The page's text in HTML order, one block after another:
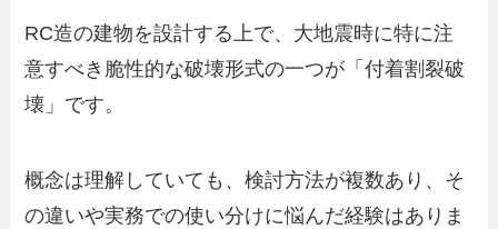
RC造の建物を設計する上で、大地震時に特に注
意すべき脆性的な破壊形式の一つが「付着割裂破
壊」です。
概念は理解していても、検討方法が複数あり、そ
の違いや実務での使い分けに悩んだ経験はありま